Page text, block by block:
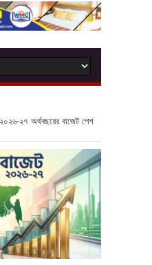
২০২৬-২৭ অর্থবছরের বাজেট পেশ